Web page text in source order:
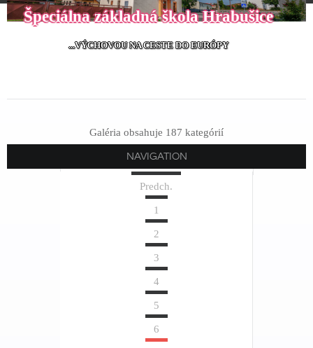
Špeciálna základná škola Hrabušice
...VÝCHOVOU NA CESTE DO EURÓPY
NAVIGATION
Galéria obsahuje 187 kategórií
Začiatok
Predch.
1
2
3
4
5
6